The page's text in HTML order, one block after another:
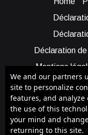
Déclaration
Mentions
Cookie
Qui sommes-
We and our partners
site to personalize
features, and
the use of this
your mind and
returning to this site.